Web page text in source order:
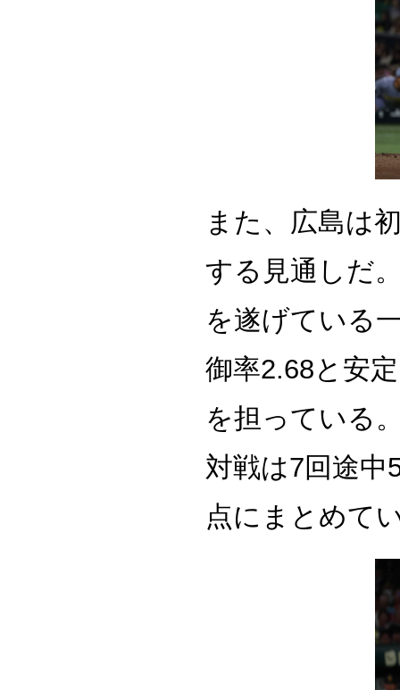
また、広島は
する見通しだ
を遂げている
御率2.68と安
を担っている
対戦は7回途中
点にまとめて